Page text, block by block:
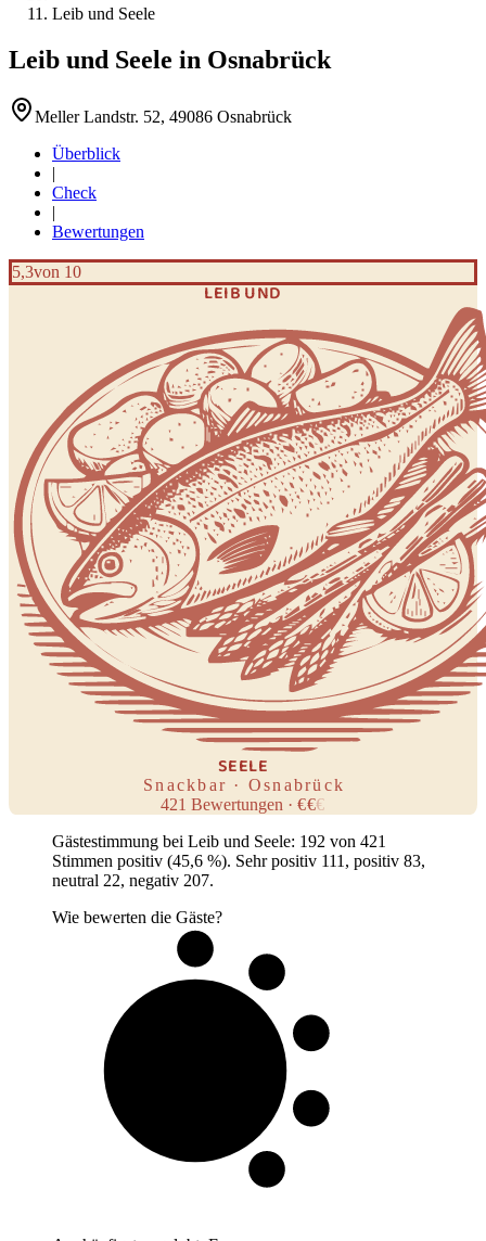
Leib und Seele
Leib und Seele in Osnabrück
Meller Landstr. 52, 49086 Osnabrück
Überblick
|
Check
|
Bewertungen
5,3von 10
LEIB UND
SEELE
Snackbar · Osnabrück
421 Bewertungen ·€€€
Gästestimmung bei Leib und Seele: 192 von 421
Stimmen positiv (45,6 %). Sehr positiv 111, positiv 83,
neutral 22, negativ 207.
Wie bewerten die Gäste?